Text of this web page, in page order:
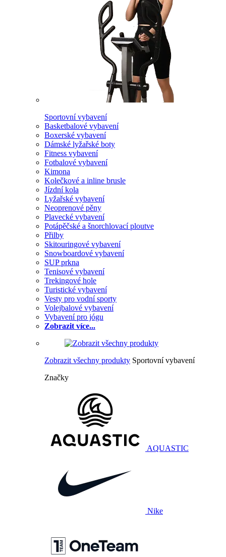
Sportovní vybavení
Basketbalové vybavení
Boxerské vybavení
Dámské lyžařské boty
Fitness vybavení
Fotbalové vybavení
Kimona
Kolečkové a inline brusle
Jízdní kola
Lyžařské vybavení
Neoprenové pěny
Plavecké vybavení
Potápěčské a šnorchlovací ploutve
Přilby
Skitouringové vybavení
Snowboardové vybavení
SUP prkna
Tenisové vybavení
Trekingové hole
Turistické vybavení
Vesty pro vodní sporty
Volejbalové vybavení
Vybavení pro jógu
Zobrazit více...
Zobrazit všechny produkty Sportovní vybavení
Značky
AQUASTIC
Nike